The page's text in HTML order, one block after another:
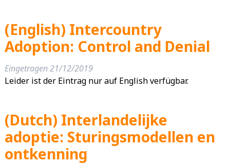
(English) Intercountry
Adoption: Control and Denial
Eingetragen21/12/2019
Leider ist der Eintrag nur auf English verfügbar.
(Dutch) Interlandelijke
adoptie: Sturingsmodellen en
ontkenning